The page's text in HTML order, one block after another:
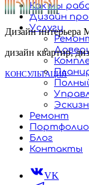
Как мы
Дизайн
Услуги
Ремонт
Портфолио
Блог
Контакты
VK
Дизайн интерьера
дизайн квартир,
КОНСУЛЬТАЦИЯ